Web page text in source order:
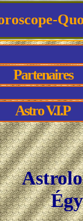
Partenaires
Astro V.I.P